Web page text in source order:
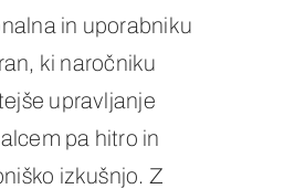
in uporabniku
ki naročniku
upravljanje
pa hitro in
izkušnjo. Z